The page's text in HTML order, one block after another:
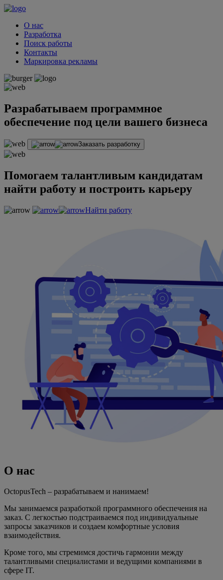
О нас
Разработка
Поиск работы
Контакты
Маркировка рекламы
Разрабатываем программное
обеспечение под цели вашего бизнеса
Заказать разработку
Помогаем талантливым кандидатам
найти работу и построить карьеру
Найти работу
О нас
OctopusTech – разрабатываем и нанимаем!
Мы занимаемся разработкой программного обеспечения на
заказ. С легкостью подстраиваемся под индивидуальные
запросы заказчиков и создаем комфортные условия
взаимодействия.
Кроме того, мы стремимся достичь гармонии между
талантливыми специалистами и ведущими компаниями в
сфере IT.